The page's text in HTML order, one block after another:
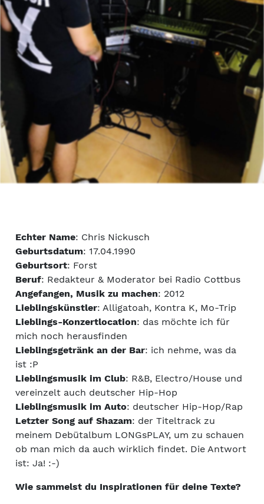
Echter Name: Chris Nickusch
Geburtsdatum: 17.04.1990
Geburtsort: Forst
Beruf: Redakteur & Moderator bei Radio Cottbus
Angefangen, Musik zu machen: 2012
Lieblingskünstler: Alligatoah, Kontra K, Mo-Trip
Lieblings-Konzertlocation: das möchte ich für
mich noch herausfinden
Lieblingsgetränk an der Bar: ich nehme, was da
ist :P
Lieblingsmusik im Club: R&B, Electro/House und
vereinzelt auch deutscher Hip-Hop
Lieblingsmusik im Auto: deutscher Hip-Hop/Rap
Letzter Song auf Shazam: der Titeltrack zu
meinem Debütalbum LONGsPLAY, um zu schauen
ob man mich da auch wirklich findet. Die Antwort
ist: Ja! :-)
Wie sammelst du Inspirationen für deine Texte?